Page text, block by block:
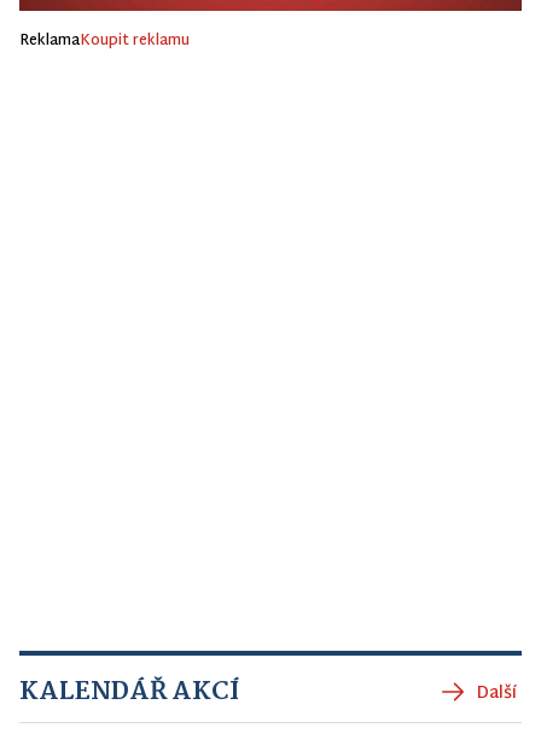
ReklamaKoupit reklamu
KALENDÁŘ AKCÍ Další